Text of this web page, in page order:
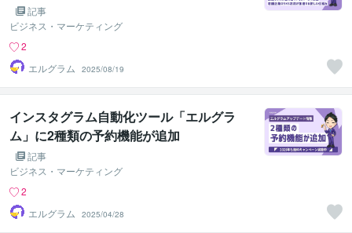
記事
ビジネス・マーケティング
2
エルグラム
2025/08/19
インスタグラム自動化ツール「エルグラ
ム」に2種類の予約機能が追加
記事
ビジネス・マーケティング
2
エルグラム
2025/04/28